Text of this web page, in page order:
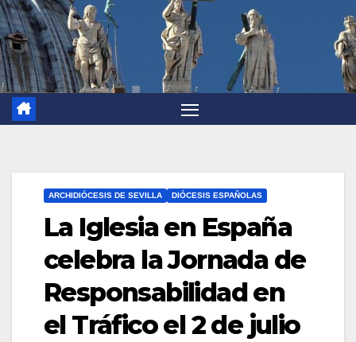
ARCHIDIÓCESIS DE SEVILLA DIÓCESIS ESPAÑOLAS
La Iglesia en España
celebra la Jornada de
Responsabilidad en
el Tráfico el 2 de julio